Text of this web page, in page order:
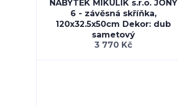
NÁBYTEK MIKULÍK s.r.o. JONY
6 - závěsná skříňka,
120x32.5x50cm Dekor: dub
sametový
3 770 Kč